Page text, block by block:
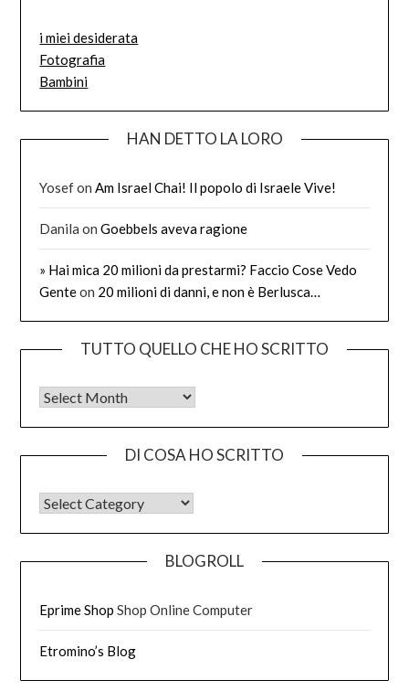
i miei desiderata
Fotografia
Bambini
HAN DETTO LA LORO
YosefonAm Israel Chai! Il popolo di Israele Vive!
Danila onGoebbels aveva ragione
» Hai mica 20 milioni da prestarmi? Faccio Cose Vedo
Genteon 20 milioni di danni, e non è Berlusca…
TUTTO QUELLO CHE HO SCRITTO
Tutto quello che ho scritto
DI COSA HO SCRITTO
DI COSA HO SCRITTO
BLOGROLL
Eprime Shop Shop Online Computer
Etromino’s Blog